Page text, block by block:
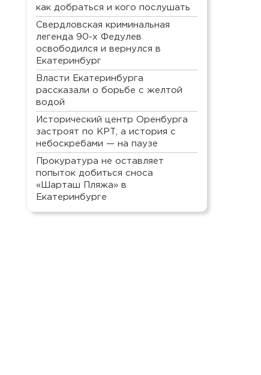
как добраться и кого послушать
Свердловская криминальная
легенда 90-х Федулев
освободился и вернулся в
Екатеринбург
Власти Екатеринбурга
рассказали о борьбе с желтой
водой
Исторический центр Оренбурга
застроят по КРТ, а история с
небоскребами — на паузе
Прокуратура не оставляет
попыток добиться сноса
«Шарташ Пляжа» в
Екатеринбурге